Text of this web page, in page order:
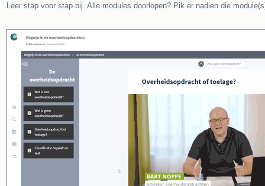
Leer stap voor stap bij. Alle modules doorlopen? Pik er nadien die